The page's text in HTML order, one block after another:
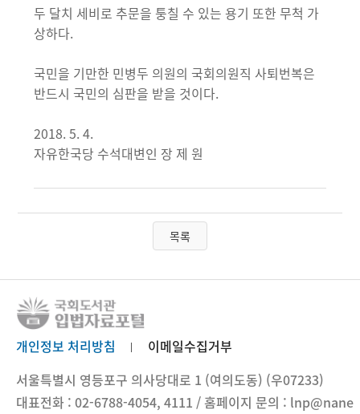
두 달치 세비로 추문을 퉁칠 수 있는 용기 또한 무척 가
상하다.
국민을 기만한 민병두 의원의 국회의원직 사퇴번복은
반드시 국민의 심판을 받을 것이다.
2018. 5. 4.
자유한국당 수석대변인 장 제 원
목록
개인정보 처리방침
이메일수집거부
서울특별시 영등포구 의사당대로 1 (여의도동) (우07233)
대표전화 : 02-6788-4054, 4111 / 홈페이지 문의 : lnp@nane